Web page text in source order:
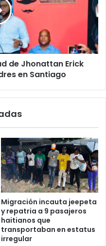
de Jhonattan Erick
en Santiago
Migración incauta jeepeta
y repatria a 9 pasajeros
haitianos que
transportaban en estatus
irregular